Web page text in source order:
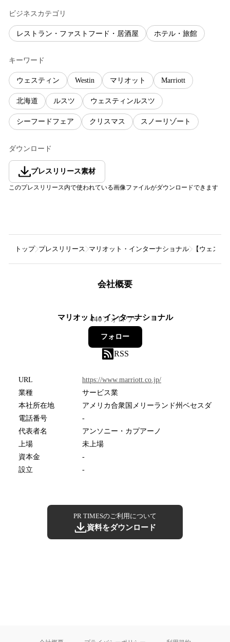
ビジネスカテゴリ
レストラン・ファストフード・居酒屋 ホテル・旅館
キーワード
ウェスティン Westin マリオット Marriott
北海道 ルスツ ウェスティンルスツ
シーフードフェア クリスマス スノーリゾート
ダウンロード
プレスリリース素材
このプレスリリース内で使われている画像ファイルがダウンロードできます
トップ プレスリリース マリオット・インターナショナル 【ウェス
会社概要
マリオット・インターナショナル
440フォロワー
フォロー
RSS
URL
https://www.marriott.co.jp/
業種
サービス業
本社所在地
アメリカ合衆国メリーランド州ベセスダ
電話番号
-
代表者名
アンソニー・カプアーノ
上場
未上場
資本金
-
設立
-
PR TIMESのご利用について
資料をダウンロード